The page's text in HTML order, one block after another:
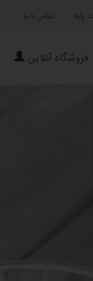
پایه تماس با ما
فروشگاه آنلاین